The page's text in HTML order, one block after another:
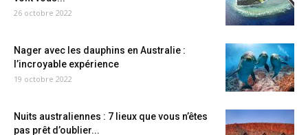
26 octobre 2022
Nager avec les dauphins en Australie :
l’incroyable expérience
19 octobre 2022
Nuits australiennes : 7 lieux que vous n’êtes
pas prêt d’oublier...